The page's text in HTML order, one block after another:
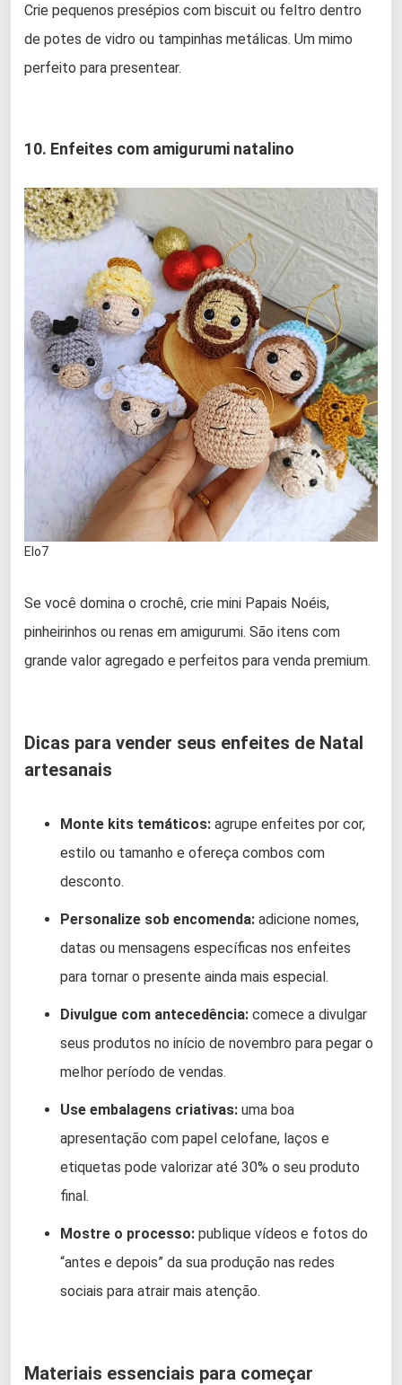
Crie pequenos presépios com biscuit ou feltro dentro
de potes de vidro ou tampinhas metálicas. Um mimo
perfeito para presentear.
10. Enfeites com amigurumi natalino
Elo7
Se você domina o crochê, crie mini Papais Noéis,
pinheirinhos ou renas em amigurumi. São itens com
grande valor agregado e perfeitos para venda premium.
Dicas para vender seus enfeites de Natal
artesanais
Monte kits temáticos: agrupe enfeites por cor,
estilo ou tamanho e ofereça combos com
desconto.
Personalize sob encomenda: adicione nomes,
datas ou mensagens específicas nos enfeites
para tornar o presente ainda mais especial.
Divulgue com antecedência: comece a divulgar
seus produtos no início de novembro para pegar o
melhor período de vendas.
Use embalagens criativas: uma boa
apresentação com papel celofane, laços e
etiquetas pode valorizar até 30% o seu produto
final.
Mostre o processo: publique vídeos e fotos do
“antes e depois” da sua produção nas redes
sociais para atrair mais atenção.
Materiais essenciais para começar